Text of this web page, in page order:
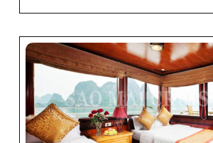
Vịnh
Hạ
Long